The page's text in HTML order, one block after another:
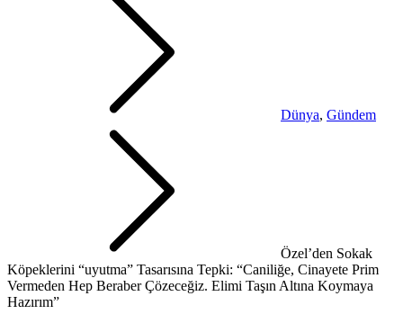
Dünya, Gündem
Özel’den Sokak
Köpeklerini “uyutma” Tasarısına Tepki: “Caniliğe, Cinayete Prim
Vermeden Hep Beraber Çözeceğiz. Elimi Taşın Altına Koymaya
Hazırım”